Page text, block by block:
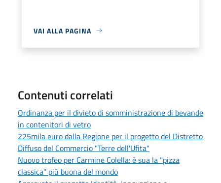
VAI ALLA PAGINA
Contenuti correlati
Ordinanza per il divieto di somministrazione di bevande
in contenitori di vetro
225mila euro dalla Regione per il progetto del Distretto
Diffuso del Commercio "Terre dell'Ufita"
Nuovo trofeo per Carmine Colella: è sua la "pizza
classica" più buona del mondo